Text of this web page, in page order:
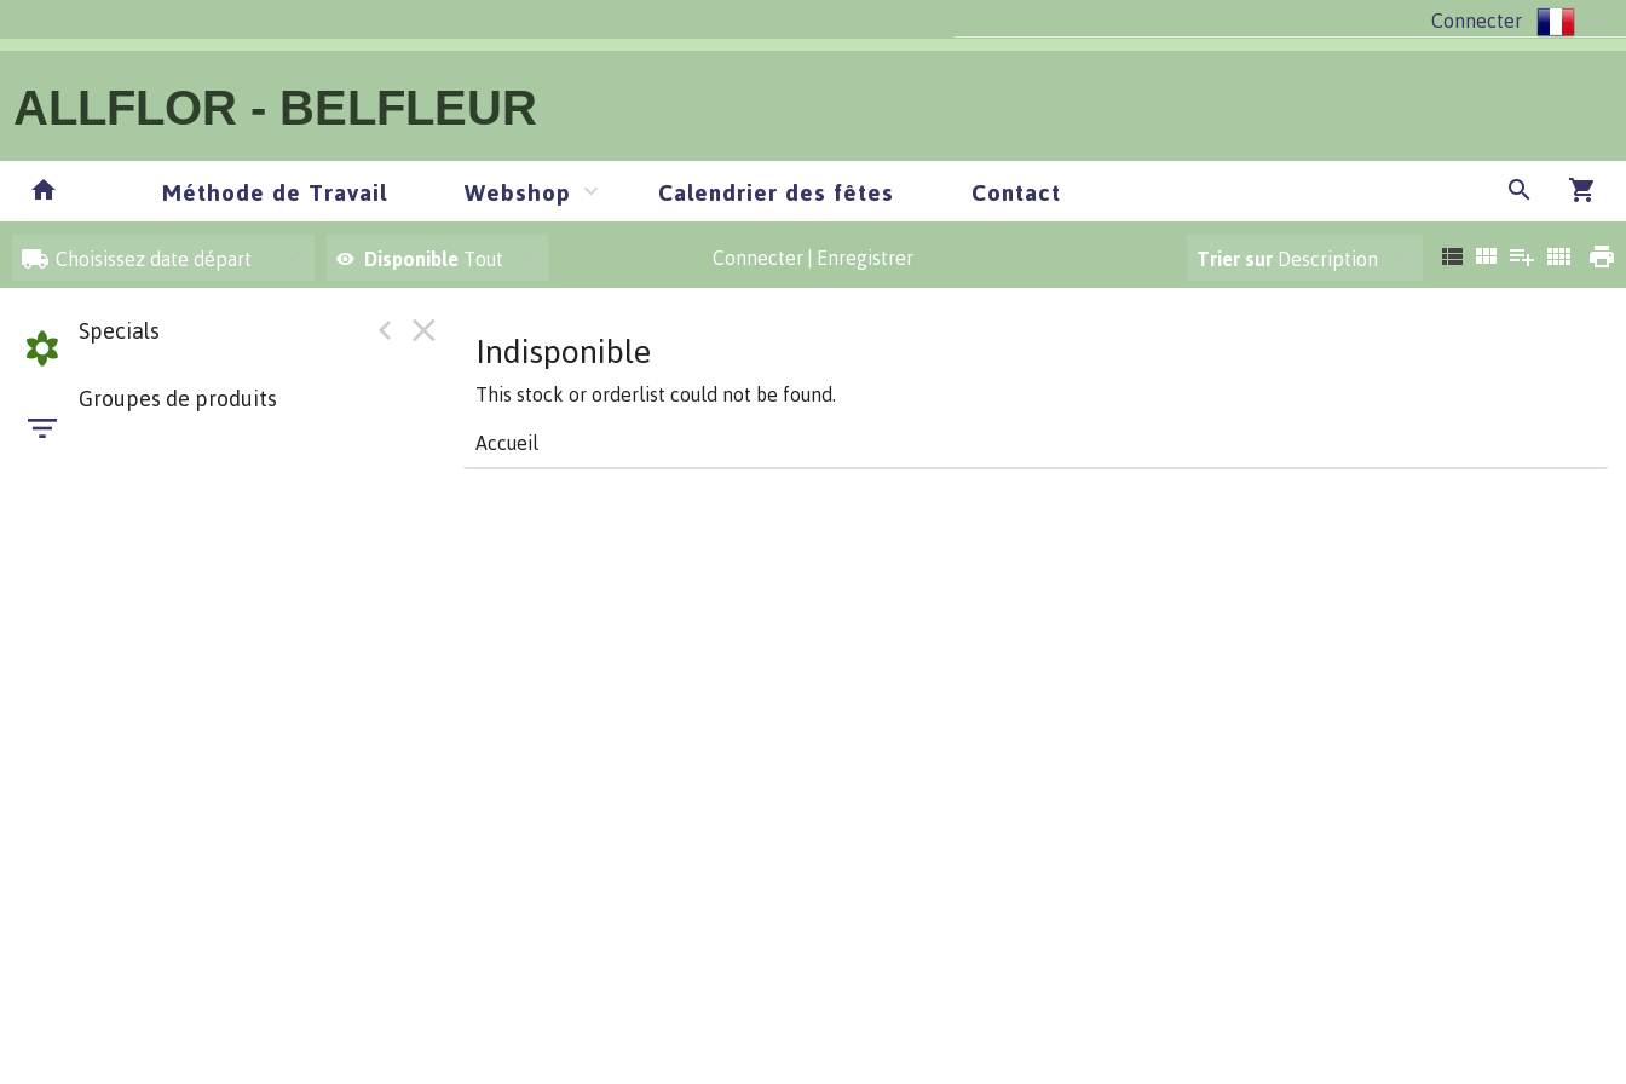
Connecter
ALLFLOR - BELFLEUR
Méthode de Travail Webshop Calendrier des fêtes Contact
Choisissez date départ Disponible Tout Connecter Enregistrer Trier sur Description
Specials
Groupes de produits
Indisponible
This stock or orderlist could not be found.
Accueil